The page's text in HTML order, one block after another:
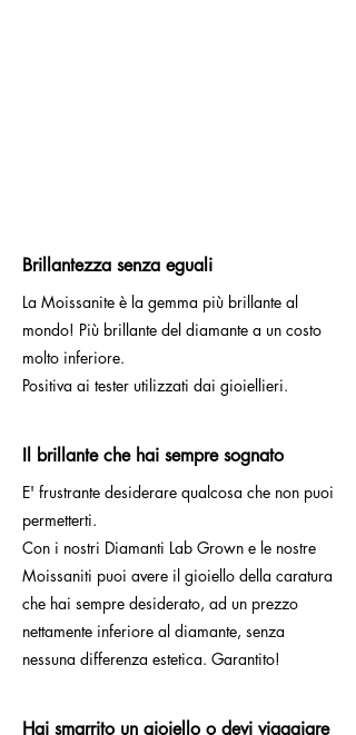
Brillantezza senza eguali
La Moissanite è la gemma più brillante al
mondo! Più brillante del diamante a un costo
molto inferiore.
Positiva ai tester utilizzati dai gioiellieri.
Il brillante che hai sempre sognato
E' frustrante desiderare qualcosa che non puoi
permetterti.
Con i nostri Diamanti Lab Grown e le nostre
Moissaniti puoi avere il gioiello della caratura
che hai sempre desiderato, ad un prezzo
nettamente inferiore al diamante, senza
nessuna differenza estetica. Garantito!
Hai smarrito un gioiello o devi viaggiare